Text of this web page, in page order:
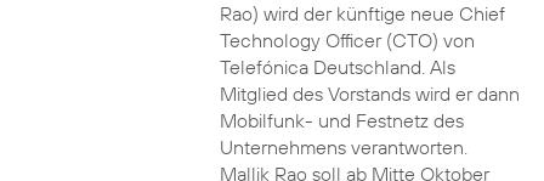
Rao) wird der künftige neue Chief
Technology Officer (CTO) von
Telefónica Deutschland. Als
Mitglied des Vorstands wird er dann
Mobilfunk- und Festnetz des
Unternehmens verantworten.
Mallik Rao soll ab Mitte Oktober